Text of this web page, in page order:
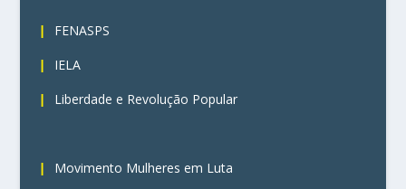
FENASPS
IELA
Liberdade e Revolução Popular
Movimento Mulheres em Luta